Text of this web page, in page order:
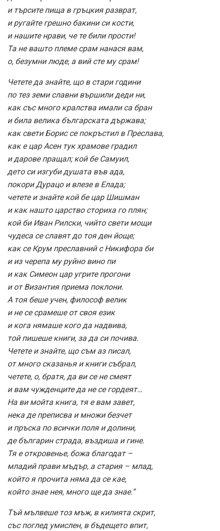
и търсите пища в гръцкия разврат,
и ругайте грешно бакини си кости,
и нашите нрави, че те били прости!
Та не вашто племе срам нанася вам,
о, безумни люде, а вий сте му срам!
Четете да знайте, що в стари години
по тез земи славни вършили деди ни,
как със много кралства имали са бран
и била велика българската държава;
как свети Борис се покръстил в Преслава,
как е цар Асен тук храмове градил
и дарове пращал; кой бе Самуил,
дето си изгуби душата във ада,
покори Дурацо и влезе в Елада;
четете и знайте кой бе цар Шишман
и как нашто царство сториха го плян;
кой би Иван Рилски, чийто свети мощи
чудеса се славят до тоя ден йоще;
как се Крум преславний с Никифора би
и из черепа му руйно вино пи
и как Симеон цар угрите прогони
и от Византия приема поклони.
А тоя беше учен, философ велик
и не се срамеше от своя език
и кога нямаше кого да надвива,
той пишеше книги, за да си почива.
Четете и знайте, що съм аз писал,
от много сказанья и книги събрал,
четете, о, братя, да ви се не смеят
и вам чужденците да не се гордеят…
На ви мойта книга, тя е вам завет,
нека де преписва и множи безчет
и пръска по всички поля и долини,
де българин страда, въздиша и гине.
Тя е откровенье, божа благодат –
младий прави мъдър, а стария – млад,
който я прочита няма да се кае,
който знае нея, много ще да знае.”
Тъй мълвеше тоз мъж, в килията скрит,
със поглед умислен, в бъдещето впит,